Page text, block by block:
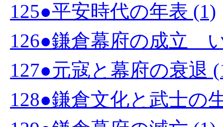
125●平安時代の年表 (1)
126●鎌倉幕府の成立
127●元寇と幕府の衰退
128●鎌倉文化と武士の